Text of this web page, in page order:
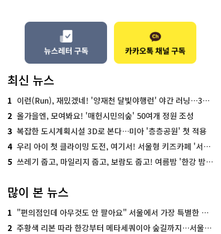
최신 뉴스
1 이런(Run), 재밌겠네! '양재천 달빛야행런' 야간 러닝…300명 모집
2 올가을엔, 모여봐요! '매헌시민의숲' 50여개 정원 조성
3 복잡한 도시계획시설 3D로 본다…미아 '층층공원' 첫 적용
4 우리 아이 첫 클라이밍 도전, 여기서! 서울형 키즈카페 '서울가족플라자점'
5 쓰레기 줍고, 마일리지 줍고, 보람도 줍고! 여름밤 '한강 밤마실 줍깅'
많이 본 뉴스
1 "편의점인데 아무것도 안 팔아요" 서울에서 가장 특별한 편의점의 정체
2 주황색 리본 따라 한강부터 메타세쿼이아 숲길까지…서울둘레길 15코스